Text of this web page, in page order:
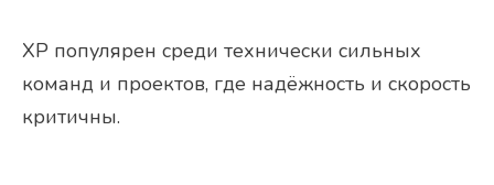
XP популярен среди технически сильных
команд и проектов, где надёжность и скорость
критичны.